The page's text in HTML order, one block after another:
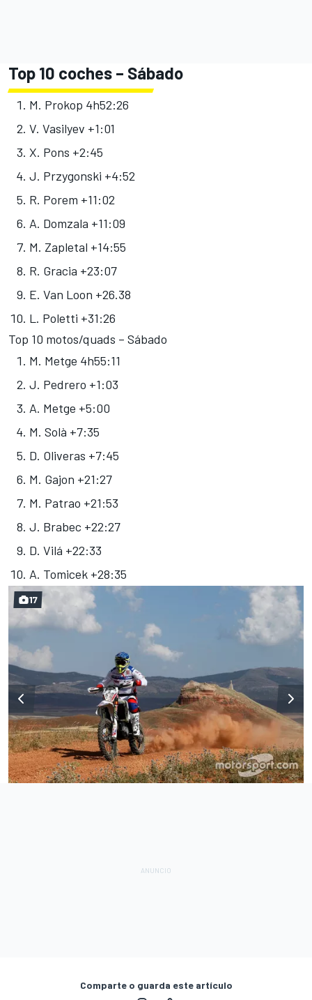
Top 10 coches – Sábado
M. Prokop 4h52:26
V. Vasilyev +1:01
X. Pons +2:45
J. Przygonski +4:52
R. Porem +11:02
A. Domzala +11:09
M. Zapletal +14:55
R. Gracia +23:07
E. Van Loon +26.38
L. Poletti +31:26
Top 10 motos/quads – Sábado
M. Metge 4h55:11
J. Pedrero +1:03
A. Metge +5:00
M. Solà +7:35
D. Oliveras +7:45
M. Gajon +21:27
M. Patrao +21:53
J. Brabec +22:27
D. Vilá +22:33
A. Tomicek +28:35
17
Comparte o guarda este artículo